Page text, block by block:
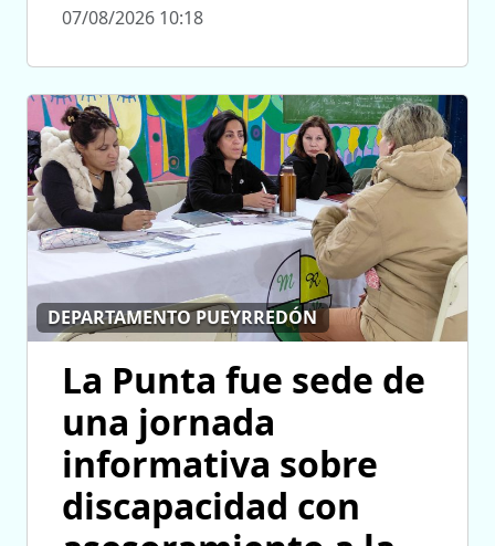
07/08/2026 10:18
DEPARTAMENTO PUEYRREDÓN
La Punta fue sede de
una jornada
informativa sobre
discapacidad con